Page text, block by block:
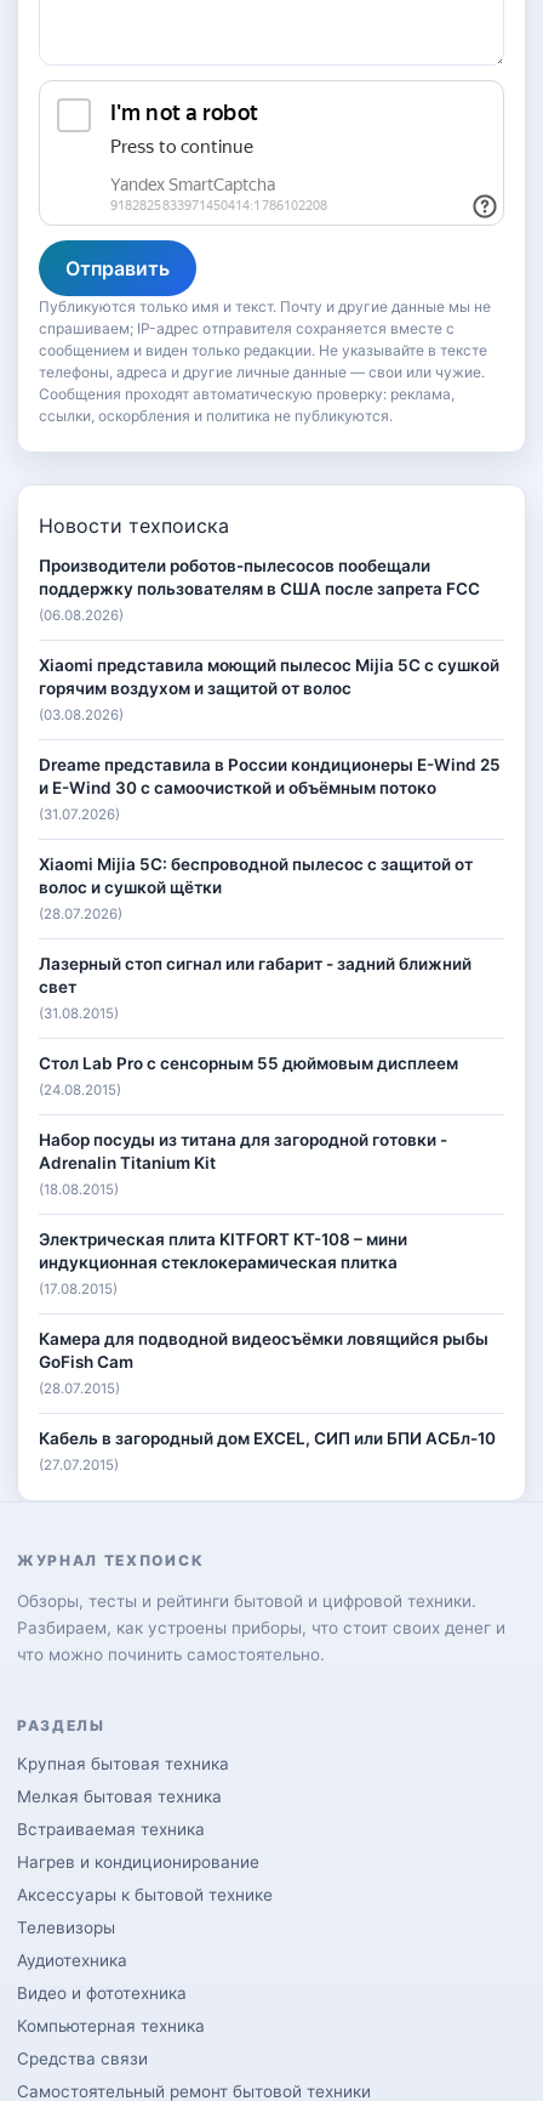
Отправить
Публикуются только имя и текст. Почту и другие данные мы не
спрашиваем; IP-адрес отправителя сохраняется вместе с
сообщением и виден только редакции. Не указывайте в тексте
телефоны, адреса и другие личные данные — свои или чужие.
Сообщения проходят автоматическую проверку: реклама,
ссылки, оскорбления и политика не публикуются.
Новости техпоиска
Производители роботов-пылесосов пообещали
поддержку пользователям в США после запрета FCC
(06.08.2026)
Xiaomi представила моющий пылесос Mijia 5C с сушкой
горячим воздухом и защитой от волос
(03.08.2026)
Dreame представила в России кондиционеры E-Wind 25
и E-Wind 30 с самоочисткой и объёмным потоко
(31.07.2026)
Xiaomi Mijia 5C: беспроводной пылесос с защитой от
волос и сушкой щётки
(28.07.2026)
Лазерный стоп сигнал или габарит - задний ближний
свет
(31.08.2015)
Стол Lab Pro с сенсорным 55 дюймовым дисплеем
(24.08.2015)
Набор посуды из титана для загородной готовки -
Adrenalin Titanium Kit
(18.08.2015)
Электрическая плита KITFORT КТ-108 – мини
индукционная стеклокерамическая плитка
(17.08.2015)
Камера для подводной видеосъёмки ловящийся рыбы
GoFish Cam
(28.07.2015)
Кабель в загородный дом EXCEL, СИП или БПИ АСБл-10
(27.07.2015)
ЖУРНАЛ ТЕХПОИСК
Обзоры, тесты и рейтинги бытовой и цифровой техники.
Разбираем, как устроены приборы, что стоит своих денег и
что можно починить самостоятельно.
РАЗДЕЛЫ
Крупная бытовая техника
Мелкая бытовая техника
Встраиваемая техника
Нагрев и кондиционирование
Аксессуары к бытовой технике
Телевизоры
Аудиотехника
Видео и фототехника
Компьютерная техника
Средства связи
Самостоятельный ремонт бытовой техники